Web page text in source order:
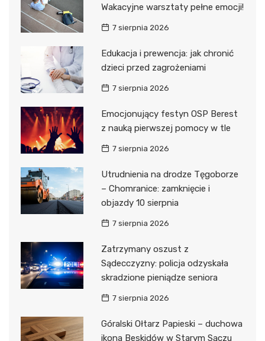
Wakacyjne warsztaty pełne emocji!
7 sierpnia 2026
Edukacja i prewencja: jak chronić
dzieci przed zagrożeniami
7 sierpnia 2026
Emocjonujący festyn OSP Berest
z nauką pierwszej pomocy w tle
7 sierpnia 2026
Utrudnienia na drodze Tęgoborze
– Chomranice: zamknięcie i
objazdy 10 sierpnia
7 sierpnia 2026
Zatrzymany oszust z
Sądecczyzny: policja odzyskała
skradzione pieniądze seniora
7 sierpnia 2026
Góralski Ołtarz Papieski – duchowa
ikona Beskidów w Starym Sączu